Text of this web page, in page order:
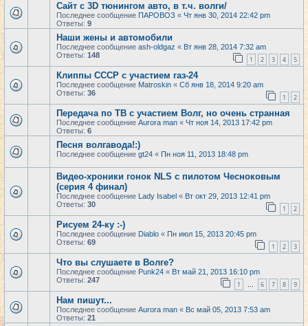
Сайт с 3D тюнингом авто, в т.ч. волги/
Последнее сообщение ПАРОВОЗ « Чт янв 30, 2014 22:42 pm
Ответы: 9
Наши жены и автомобили
Последнее сообщение ash-oldgaz « Вт янв 28, 2014 7:32 am
Ответы: 148 1 2 3 4 5
Клиппы СССР с участием газ-24
Последнее сообщение Matroskin « Сб янв 18, 2014 9:20 am
Ответы: 36 1 2
Передача по ТВ с участием Волг, но очень странная
Последнее сообщение Aurora man « Чт ноя 14, 2013 17:42 pm
Ответы: 6
Песня волгавода!:)
Последнее сообщение gt24 « Пн ноя 11, 2013 18:48 pm
Видео-хроники гонок NLS с пилотом Чесноковым
(серия 4 финал)
Последнее сообщение Lady Isabel « Вт окт 29, 2013 12:41 pm
Ответы: 30 1 2
Рисуем 24-ку :-)
Последнее сообщение Diablo « Пн июл 15, 2013 20:45 pm
Ответы: 69 1 2 3
Что вы слушаете в Волге?
Последнее сообщение Punk24 « Вт май 21, 2013 16:10 pm
Ответы: 247 1 … 6 7 8 9
Нам пишут...
Последнее сообщение Aurora man « Вс май 05, 2013 7:53 am
Ответы: 21